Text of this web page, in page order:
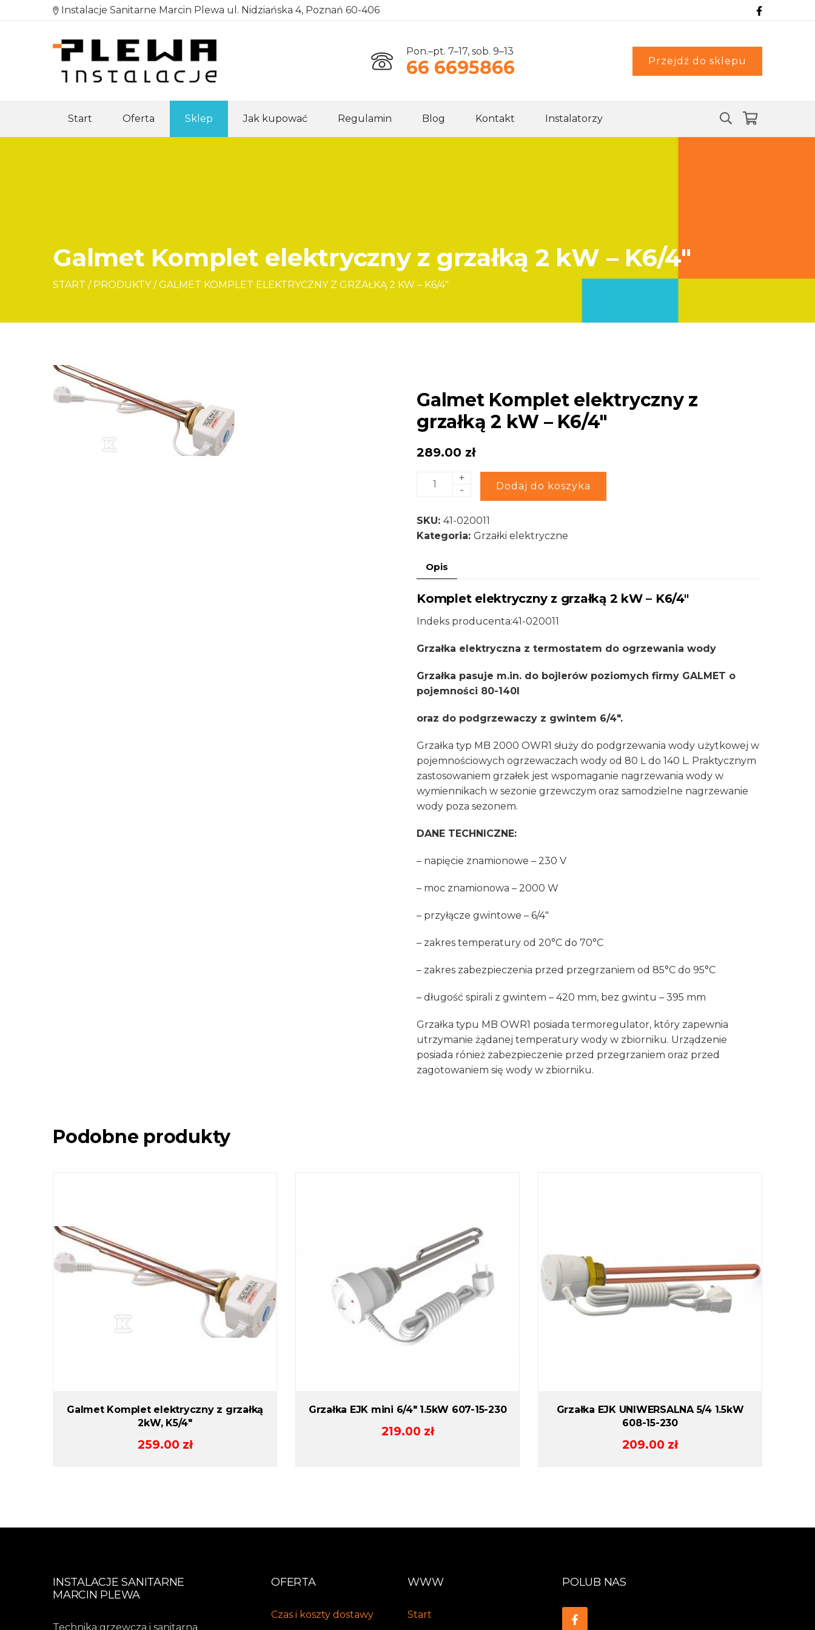
Instalacje Sanitarne Marcin Plewa ul. Nidziańska 4, Poznań 60-406
Pon.–pt. 7–17, sob. 9–13
66 6695866 Przejdź do sklepu
Start Oferta Sklep Jak kupować Regulamin Blog Kontakt Instalatorzy
Galmet Komplet elektryczny z grzałką 2 kW – K6/4″
START / PRODUKTY / GALMET KOMPLET ELEKTRYCZNY Z GRZAŁKĄ 2 KW – K6/4″
Galmet Komplet elektryczny z
grzałką 2 kW – K6/4″
289.00 zł
ilość
elektryczny
z
-
K6/4"
+
-
Dodaj do koszyka
Alternative:
SKU: 41-020011
Kategoria: Grzałki elektryczne
Opis
Komplet elektryczny z grzałką 2 kW – K6/4″
Indeks producenta:41-020011
Grzałka elektryczna z termostatem do ogrzewania wody
Grzałka pasuje m.in. do bojlerów poziomych firmy GALMET o
pojemności 80-140l
oraz do podgrzewaczy z gwintem 6/4″.
Grzałka typ MB 2000 OWR1 służy do podgrzewania wody użytkowej w
pojemnościowych ogrzewaczach wody od 80 L do 140 L. Praktycznym
zastosowaniem grzałek jest wspomaganie nagrzewania wody w
wymiennikach w sezonie grzewczym oraz samodzielne nagrzewanie
wody poza sezonem.
DANE TECHNICZNE:
– napięcie znamionowe – 230 V
– moc znamionowa – 2000 W
– przyłącze gwintowe – 6/4″
– zakres temperatury od 20°C do 70°C
– zakres zabezpieczenia przed przegrzaniem od 85°C do 95°C
– długość spirali z gwintem – 420 mm, bez gwintu – 395 mm
Grzałka typu MB OWR1 posiada termoregulator, który zapewnia
utrzymanie żądanej temperatury wody w zbiorniku. Urządzenie
posiada rónież zabezpieczenie przed przegrzaniem oraz przed
zagotowaniem się wody w zbiorniku.
Podobne produkty
Galmet Komplet elektryczny z grzałką
2kW, K5/4″
259.00 zł
Grzałka EJK mini 6/4″ 1.5kW 607-15-230
219.00 zł
Grzałka EJK UNIWERSALNA 5/4 1.5kW
608-15-230
209.00 zł
INSTALACJE SANITARNE
MARCIN PLEWA
Technika grzewcza i sanitarna
OFERTA
Czas i koszty dostawy
WWW
Start
POLUB NAS